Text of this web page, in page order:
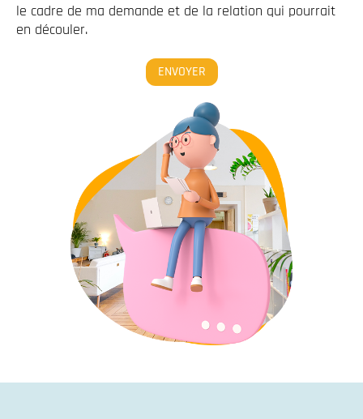
le cadre de ma demande et de la relation qui pourrait
en découler.